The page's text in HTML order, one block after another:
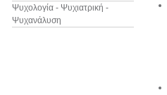
Ψυχολογία - Ψυχιατρική -
Ψυχανάλυση